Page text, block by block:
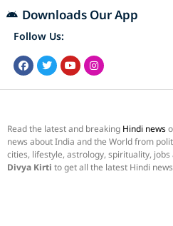
Downloads Our App
Follow Us:
Read the latest and breaking Hindi news
news about India and the World from
cities, lifestyle, astrology, spirituality,
Divya Kirti to get all the latest Hindi